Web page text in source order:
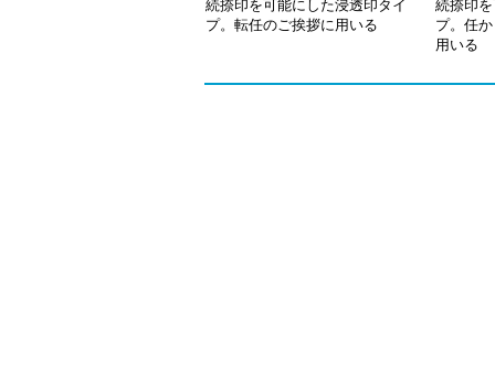
続捺印を可能にした浸透印タイ
プ。転任のご挨拶に用いる
続捺印
プ。任
用いる